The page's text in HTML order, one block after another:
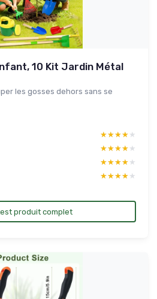
10 Kit Jardin Métal
les gosses dehors sans se
★★★★★
★★★★★
★★★★★
★★★★★
★★★★★
★★★★★
★★★★★
★★★★★
produit complet